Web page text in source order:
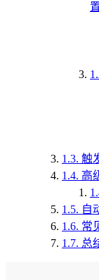
1.3. 触
1.4. 高
1.5. 自
1.6. 常
1.7. 总